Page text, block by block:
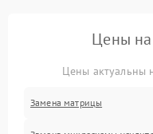
Цены на
Цены актуальны
Замена матрицы